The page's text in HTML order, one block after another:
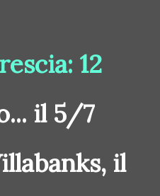
12
il 5/7
il